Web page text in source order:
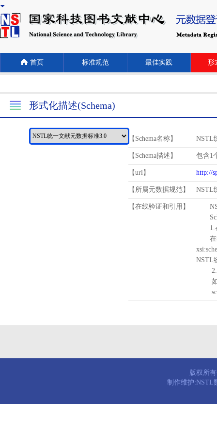
首页 标准规范 最佳实践 形
形式化描述(Schema)
【Schema名称】 NSTL
【Schema描述】 包含1
【url】 http://
【所属元数据规范】 NSTL
【在线验证和引用】
1.
在待
NSTL
2.
如需
版权所
制作维护:NSTL